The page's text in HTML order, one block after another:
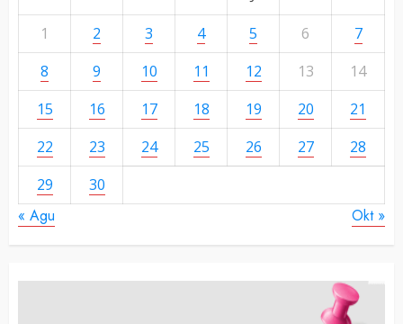
1
2 3 4 5 6
7
8
9 10 11 12 13
14
15
16 17 18 19 20
21
22
23 24 25 26 27
28
29
30
« Agu Okt »